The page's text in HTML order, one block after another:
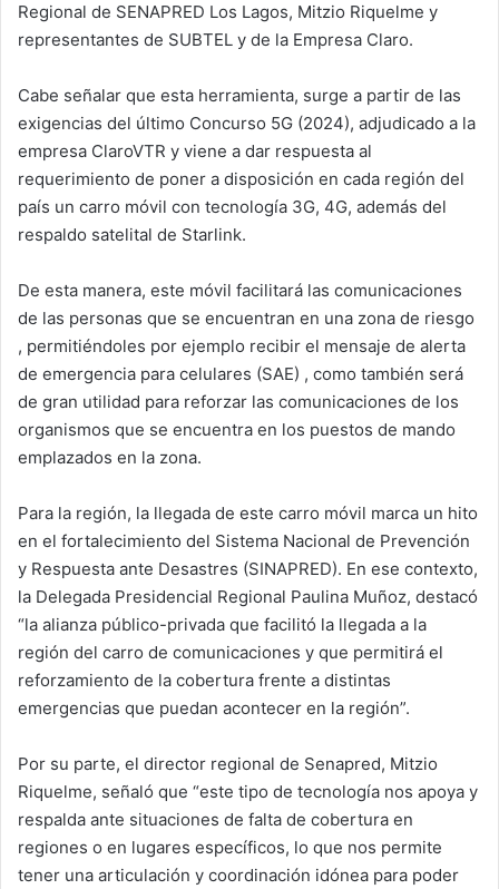
Regional de SENAPRED Los Lagos, Mitzio Riquelme y
representantes de SUBTEL y de la Empresa Claro.
Cabe señalar que esta herramienta, surge a partir de las
exigencias del último Concurso 5G (2024), adjudicado a la
empresa ClaroVTR y viene a dar respuesta al
requerimiento de poner a disposición en cada región del
país un carro móvil con tecnología 3G, 4G, además del
respaldo satelital de Starlink.
De esta manera, este móvil facilitará las comunicaciones
de las personas que se encuentran en una zona de riesgo
, permitiéndoles por ejemplo recibir el mensaje de alerta
de emergencia para celulares (SAE) , como también será
de gran utilidad para reforzar las comunicaciones de los
organismos que se encuentra en los puestos de mando
emplazados en la zona.
Para la región, la llegada de este carro móvil marca un hito
en el fortalecimiento del Sistema Nacional de Prevención
y Respuesta ante Desastres (SINAPRED). En ese contexto,
la Delegada Presidencial Regional Paulina Muñoz, destacó
“la alianza público-privada que facilitó la llegada a la
región del carro de comunicaciones y que permitirá el
reforzamiento de la cobertura frente a distintas
emergencias que puedan acontecer en la región”.
Por su parte, el director regional de Senapred, Mitzio
Riquelme, señaló que “este tipo de tecnología nos apoya y
respalda ante situaciones de falta de cobertura en
regiones o en lugares específicos, lo que nos permite
tener una articulación y coordinación idónea para poder